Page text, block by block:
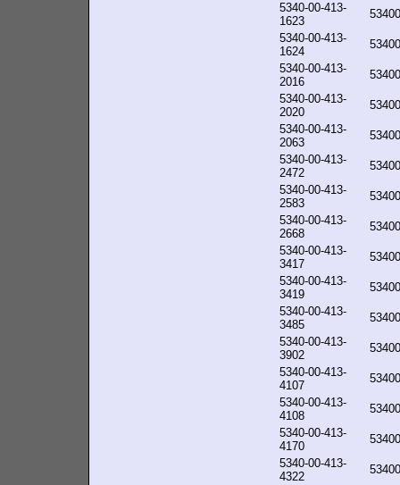
5340-00-413-
1623
5340-00-413-
1624
5340-00-413-
2016
5340-00-413-
2020
5340-00-413-
2063
5340-00-413-
2472
5340-00-413-
2583
5340-00-413-
2668
5340-00-413-
3417
5340-00-413-
3419
5340-00-413-
3485
5340-00-413-
3902
5340-00-413-
4107
5340-00-413-
4108
5340-00-413-
4170
5340-00-413-
4322